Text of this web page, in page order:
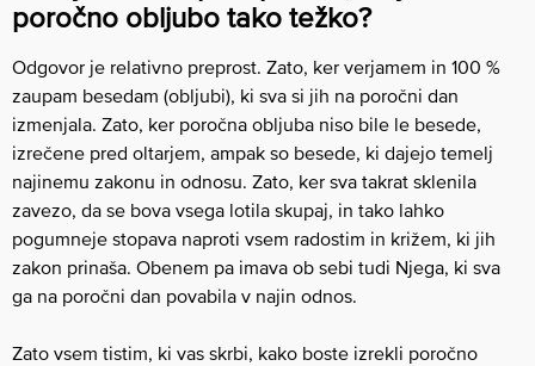
poročno obljubo tako težko?
Odgovor je relativno preprost. Zato, ker verjamem in 100 %
zaupam besedam (obljubi), ki sva si jih na poročni dan
izmenjala. Zato, ker poročna obljuba niso bile le besede,
izrečene pred oltarjem, ampak so besede, ki dajejo temelj
najinemu zakonu in odnosu. Zato, ker sva takrat sklenila
zavezo, da se bova vsega lotila skupaj, in tako lahko
pogumneje stopava naproti vsem radostim in križem, ki jih
zakon prinaša. Obenem pa imava ob sebi tudi Njega, ki sva
ga na poročni dan povabila v najin odnos.
Zato vsem tistim, ki vas skrbi, kako boste izrekli poročno